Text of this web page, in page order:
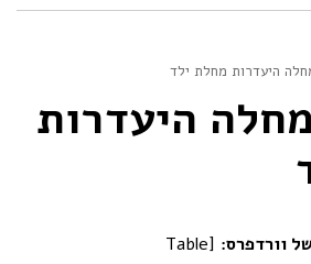
היעדרות מחלת ילד
היעדרות
וורדפרס: [Table